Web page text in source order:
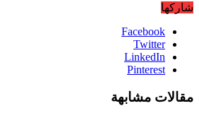
شاركها
Facebook
Twitter
LinkedIn
Pinterest
مقالات مشابهة